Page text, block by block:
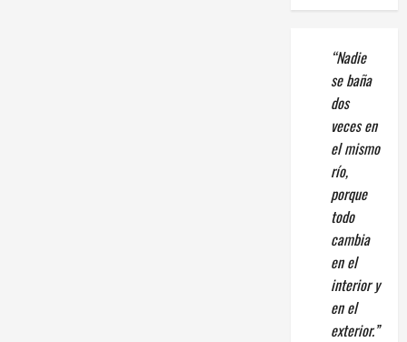
“Nadie
se baña
dos
veces en
el mismo
río,
porque
todo
cambia
en el
interior y
en el
exterior.”